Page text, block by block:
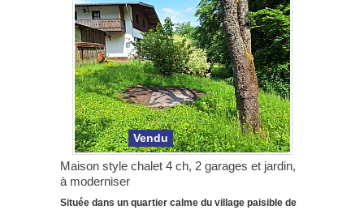
Vendu
Maison style chalet 4 ch, 2 garages et jardin,
à moderniser
Située dans un quartier calme du village paisible de